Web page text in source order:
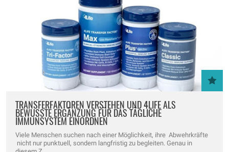
TRANSFERFAKTOREN VERSTEHEN UND 4LIFE ALS
BEWUSSTE ERGÄNZUNG FÜR DAS TÄGLICHE
IMMUNSYSTEM EINORDNEN
Viele Menschen suchen nach einer Möglichkeit, ihre Abwehrkräfte
nicht nur punktuell, sondern langfristig zu begleiten. Genau in